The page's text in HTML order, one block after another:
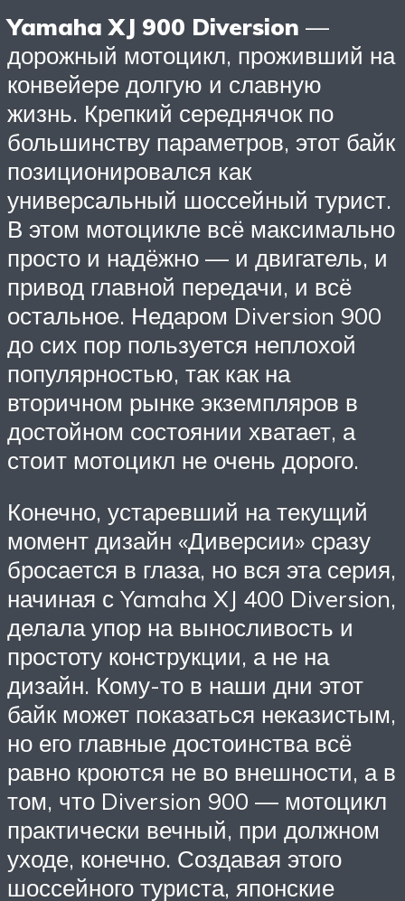
Yamaha XJ 900 Diversion —
дорожный мотоцикл, проживший на
конвейере долгую и славную
жизнь. Крепкий середнячок по
большинству параметров, этот байк
позиционировался как
универсальный шоссейный турист.
В этом мотоцикле всё максимально
просто и надёжно — и двигатель, и
привод главной передачи, и всё
остальное. Недаром Diversion 900
до сих пор пользуется неплохой
популярностью, так как на
вторичном рынке экземпляров в
достойном состоянии хватает, а
стоит мотоцикл не очень дорого.
Конечно, устаревший на текущий
момент дизайн «Диверсии» сразу
бросается в глаза, но вся эта серия,
начиная с Yamaha XJ 400 Diversion,
делала упор на выносливость и
простоту конструкции, а не на
дизайн. Кому-то в наши дни этот
байк может показаться неказистым,
но его главные достоинства всё
равно кроются не во внешности, а в
том, что Diversion 900 — мотоцикл
практически вечный, при должном
уходе, конечно. Создавая этого
шоссейного туриста, японские